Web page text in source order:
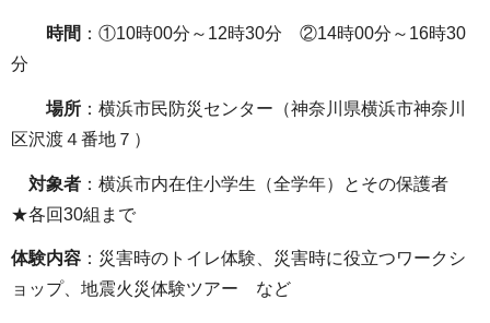
時間 ：①10時00分～12時30分 ②14時00分～16時30
分
場所 ：横浜市民防災センター（神奈川県横浜市神奈川
区沢渡４番地７）
対象者 ：横浜市内在住小学生（全学年）とその保護者
★各回30組まで
体験内容 ：災害時のトイレ体験、災害時に役立つワークシ
ョップ、地震火災体験ツアー など